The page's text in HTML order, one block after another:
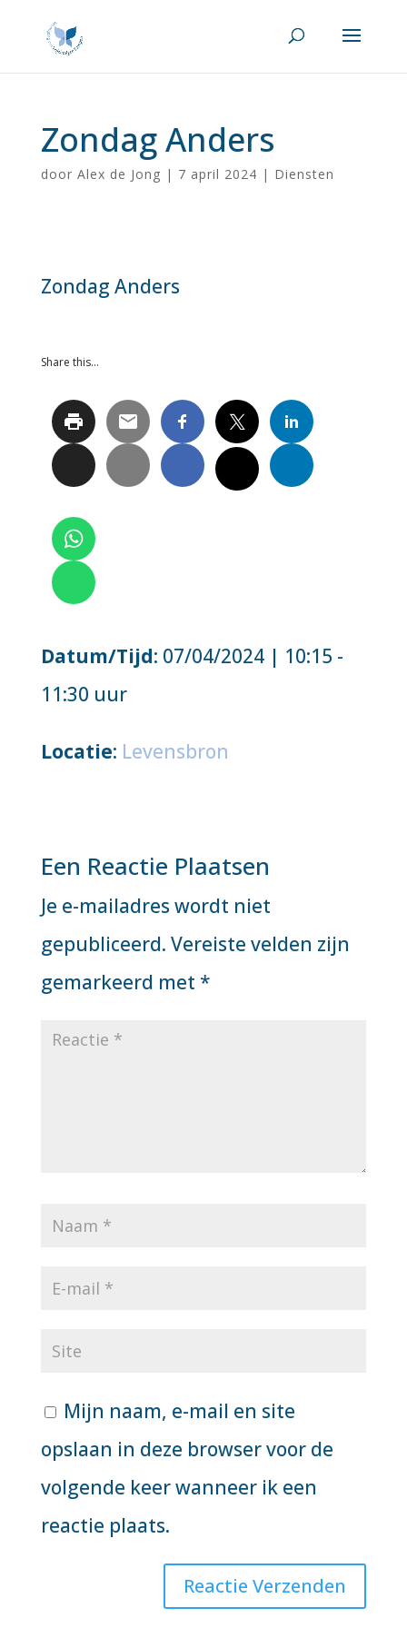
Zondag Anders
door Alex de Jong | 7 april 2024 | Diensten
Zondag Anders
Share this…
Datum/Tijd: 07/04/2024 | 10:15 -
11:30 uur
Locatie: Levensbron
Een Reactie Plaatsen
Je e-mailadres wordt niet
gepubliceerd. Vereiste velden zijn
gemarkeerd met *
Mijn naam, e-mail en site
opslaan in deze browser voor de
volgende keer wanneer ik een
reactie plaats.